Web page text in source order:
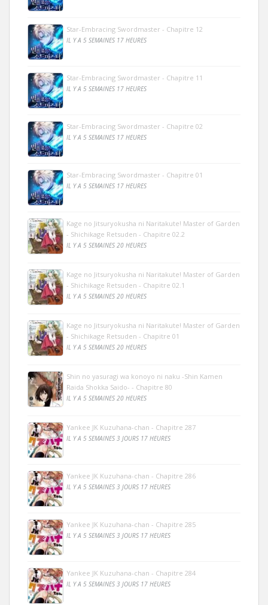
Star-Embracing Swordmaster - Chapitre 12
IL Y A 5 SEMAINES 17 HEURES
Star-Embracing Swordmaster - Chapitre 11
IL Y A 5 SEMAINES 17 HEURES
Star-Embracing Swordmaster - Chapitre 02
IL Y A 5 SEMAINES 17 HEURES
Star-Embracing Swordmaster - Chapitre 01
IL Y A 5 SEMAINES 17 HEURES
Kage no Jitsuryokusha ni Naritakute! Master of Garden
- Shichikage Retsuden - Chapitre 02.2
IL Y A 5 SEMAINES 20 HEURES
Kage no Jitsuryokusha ni Naritakute! Master of Garden
- Shichikage Retsuden - Chapitre 02.1
IL Y A 5 SEMAINES 20 HEURES
Kage no Jitsuryokusha ni Naritakute! Master of Garden
- Shichikage Retsuden - Chapitre 01
IL Y A 5 SEMAINES 20 HEURES
Shin no yasuragi wa konoyo ni naku -Shin Kamen
Raida Shokka Saido- - Chapitre 80
IL Y A 5 SEMAINES 20 HEURES
Yankee JK Kuzuhana-chan - Chapitre 287
IL Y A 5 SEMAINES 3 JOURS 17 HEURES
Yankee JK Kuzuhana-chan - Chapitre 286
IL Y A 5 SEMAINES 3 JOURS 17 HEURES
Yankee JK Kuzuhana-chan - Chapitre 285
IL Y A 5 SEMAINES 3 JOURS 17 HEURES
Yankee JK Kuzuhana-chan - Chapitre 284
IL Y A 5 SEMAINES 3 JOURS 17 HEURES